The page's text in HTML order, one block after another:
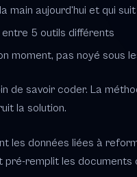
main aujourd'hui et qui
entre 5 outils différents
moment, pas noyé sous
de savoir coder. La
la solution.
les données liées à
remplit les documents